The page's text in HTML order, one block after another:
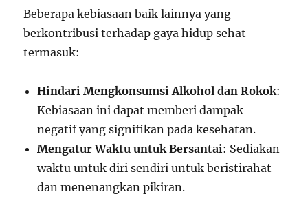
Beberapa kebiasaan baik lainnya yang
berkontribusi terhadap gaya hidup sehat
termasuk:
Hindari Mengkonsumsi Alkohol dan Rokok:
Kebiasaan ini dapat memberi dampak
negatif yang signifikan pada kesehatan.
Mengatur Waktu untuk Bersantai: Sediakan
waktu untuk diri sendiri untuk beristirahat
dan menenangkan pikiran.